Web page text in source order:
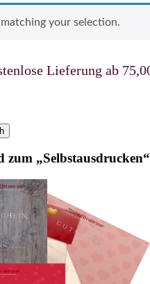
your selection.
Lieferung ab
zum „Selbstausdrucken“